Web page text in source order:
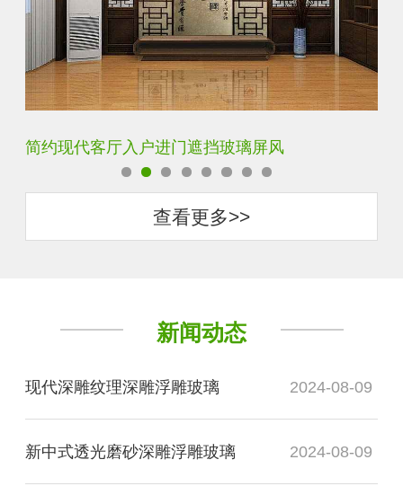
简约现代客厅入户进门遮挡玻璃屏风
查看更多>>
新闻动态
现代深雕纹理深雕浮雕玻璃 2024-08-09
新中式透光磨砂深雕浮雕玻璃 2024-08-09